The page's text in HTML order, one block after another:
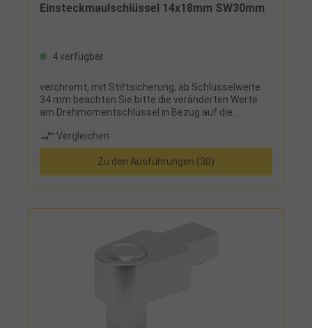
Einsteckmaulschlüssel 14x18mm SW30mm
4 verfügbar
verchromt, mit Stiftsicherung, ab Schlüsselweite
34 mm beachten Sie bitte die veränderten Werte
am Drehmomentschlüssel in Bezug auf die
Vergleichen
Zu den Ausführungen (30)